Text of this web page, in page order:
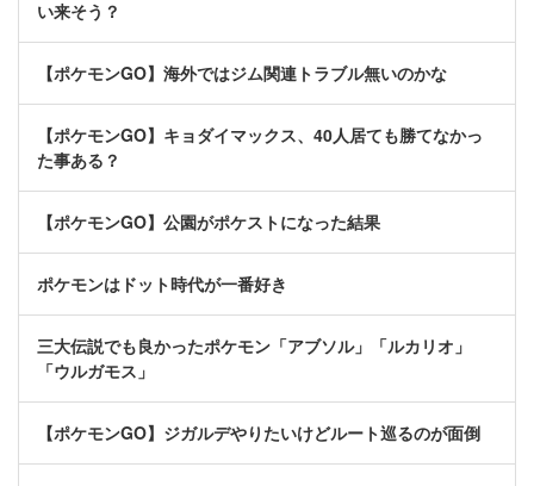
い来そう？
【ポケモンGO】海外ではジム関連トラブル無いのかな
【ポケモンGO】キョダイマックス、40人居ても勝てなかっ
た事ある？
【ポケモンGO】公園がポケストになった結果
ポケモンはドット時代が一番好き
三大伝説でも良かったポケモン「アブソル」「ルカリオ」
「ウルガモス」
【ポケモンGO】ジガルデやりたいけどルート巡るのが面倒